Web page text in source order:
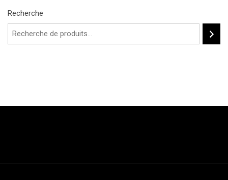
Recherche